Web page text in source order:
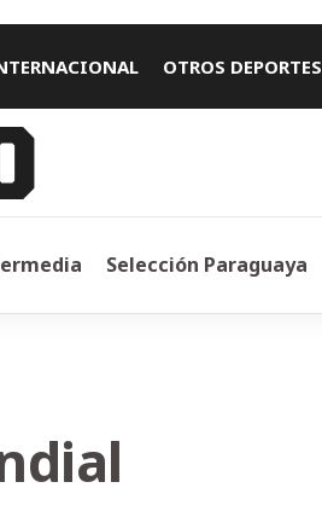
OTROS DEPORTES
Selección Paraguaya